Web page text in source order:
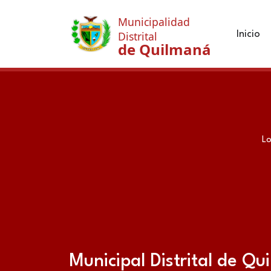
Municipalidad
Distrital
de Quilmaná
Inicio
Municipal Distrital de